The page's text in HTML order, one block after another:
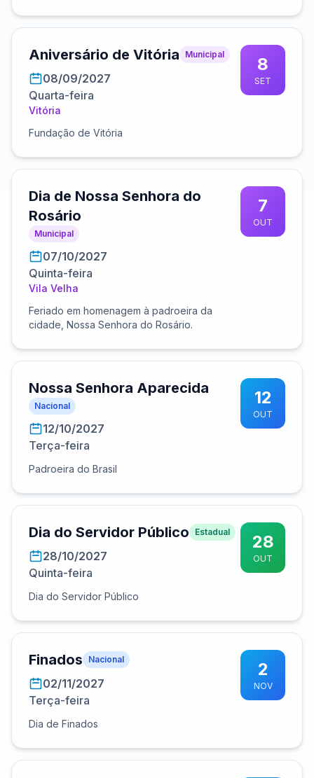
Aniversário de Vitória Municipal
08/09/2027
Quarta-feira
Vitória
Fundação de Vitória
8
SET
Dia de Nossa Senhora do
Rosário
Municipal
07/10/2027
Quinta-feira
Vila Velha
Feriado em homenagem à padroeira da
cidade, Nossa Senhora do Rosário.
7
OUT
Nossa Senhora Aparecida
Nacional
12/10/2027
Terça-feira
Padroeira do Brasil
12
OUT
Dia do Servidor Público Estadual
28/10/2027
Quinta-feira
Dia do Servidor Público
28
OUT
Finados Nacional
02/11/2027
Terça-feira
Dia de Finados
2
NOV